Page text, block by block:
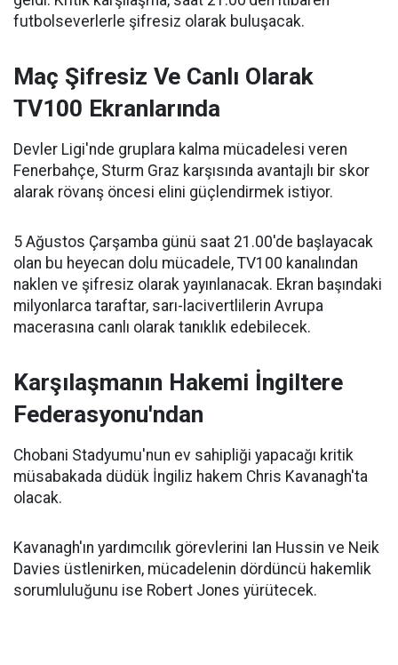
futbolseverlerle şifresiz olarak buluşacak.
Maç Şifresiz Ve Canlı Olarak
TV100 Ekranlarında
Devler Ligi'nde gruplara kalma mücadelesi veren
Fenerbahçe, Sturm Graz karşısında avantajlı bir skor
alarak rövanş öncesi elini güçlendirmek istiyor.
5 Ağustos Çarşamba günü saat 21.00'de başlayacak
olan bu heyecan dolu mücadele, TV100 kanalından
naklen ve şifresiz olarak yayınlanacak. Ekran başındaki
milyonlarca taraftar, sarı-lacivertlilerin Avrupa
macerasına canlı olarak tanıklık edebilecek.
Karşılaşmanın Hakemi İngiltere
Federasyonu'ndan
Chobani Stadyumu'nun ev sahipliği yapacağı kritik
müsabakada düdük İngiliz hakem Chris Kavanagh'ta
olacak.
Kavanagh'ın yardımcılık görevlerini Ian Hussin ve Neik
Davies üstlenirken, mücadelenin dördüncü hakemlik
sorumluluğunu ise Robert Jones yürütecek.